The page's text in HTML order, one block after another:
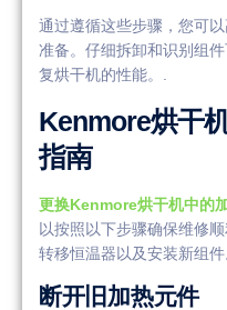
通过遵循这些步骤，您可
准备。仔细拆卸和识别组
复烘干机的性能。.
Kenmore烘干
指南
更换Kenmore烘干机中的
以按照以下步骤确保维修
转移恒温器以及安装新组件
断开旧加热元件